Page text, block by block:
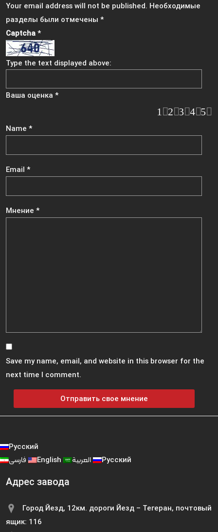
Your email address will not be published. Необходимые
разделы были отмечены *
Мнение *
Name *
Email *
Save my name, email, and website in this browser for the
next time I comment.
Captcha *
Type the text displayed above:
Ваша оценка *
5
4
3
2
1
Русский
English Русский
Адрес завода
Город Йезд, 12км. дороги Йезд – Тегеран, почтовый
ящик: 116